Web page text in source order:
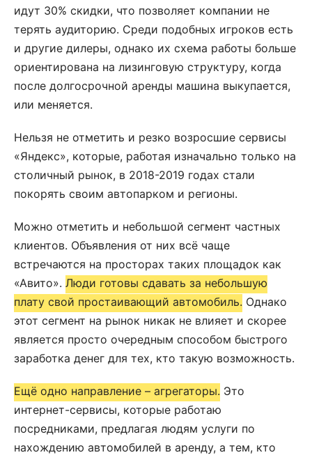
идут 30% скидки, что позволяет компании не
терять аудиторию. Среди подобных игроков есть
и другие дилеры, однако их схема работы больше
ориентирована на лизинговую структуру, когда
после долгосрочной аренды машина выкупается,
или меняется.
Нельзя не отметить и резко возросшие сервисы
«Яндекс», которые, работая изначально только на
столичный рынок, в 2018-2019 годах стали
покорять своим автопарком и регионы.
Можно отметить и небольшой сегмент частных
клиентов. Объявления от них всё чаще
встречаются на просторах таких площадок как
«Авито». Люди готовы сдавать за небольшую
плату свой простаивающий автомобиль. Однако
этот сегмент на рынок никак не влияет и скорее
является просто очередным способом быстрого
заработка денег для тех, кто такую возможность.
Ещё одно направление – агрегаторы. Это
интернет-сервисы, которые работаю
посредниками, предлагая людям услуги по
нахождению автомобилей в аренду, а тем, кто